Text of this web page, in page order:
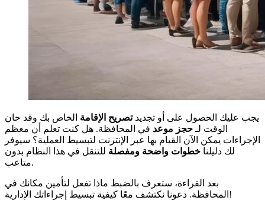
يجب عليك الحصول على أو تجديدتصريح الإقامة الخاص بك وقد حان
الوقت لـ حجز موعد في المحافظة. هل كنت تعلم أن معظم
الإجراءات يمكن الآن القيام بها عبر الإنترنت لتبسيط العملية؟ سيوفر
لك دليلنا خطوات واضحة ومفصلة للتنقل في هذا النظام بدون
متاعب.
بعد القراءة، ستعرف بالضبط ماذا تفعل لتأمين مكانك في
المحافظة. دعونا نكتشف معًا كيفية تبسيط إجراءاتك الإدارية!